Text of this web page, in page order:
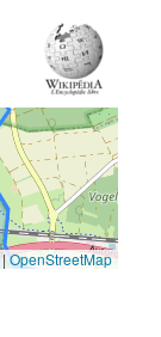
| OpenStreetMap